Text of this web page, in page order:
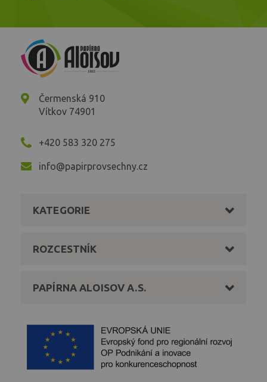
Čermenská 910
Vítkov 74901
+420 583 320 275
info@papirprovsechny.cz
KATEGORIE
ROZCESTNÍK
PAPÍRNA ALOISOV A.S.